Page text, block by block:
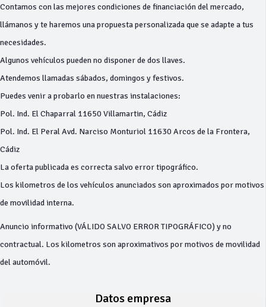
Contamos con las mejores condiciones de financiación del mercado,
llámanos y te haremos una propuesta personalizada que se adapte a tus
necesidades.
Algunos vehículos pueden no disponer de dos llaves.
Atendemos llamadas sábados, domingos y festivos.
Puedes venir a probarlo en nuestras instalaciones:
Pol. Ind. El Chaparral 11650 Villamartin, Cádiz
Pol. Ind. El Peral Avd. Narciso Monturiol 11630 Arcos de la Frontera,
Cádiz
La oferta publicada es correcta salvo error tipográfico.
Los kilometros de los vehículos anunciados son aproximados por motivos
de movilidad interna.
Anuncio informativo (VÁLIDO SALVO ERROR TIPOGRÁFICO) y no
contractual. Los kilometros son aproximativos por motivos de movilidad
del automóvil.
Datos empresa